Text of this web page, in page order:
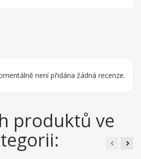
není přidána žádná recenze.
produktů ve